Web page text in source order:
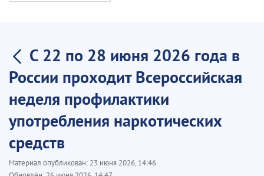
С 22 по 28 июня 2026 года в
России проходит Всероссийская
неделя профилактики
употребления наркотических
средств
Материал опубликован: 23 июня 2026, 14:46